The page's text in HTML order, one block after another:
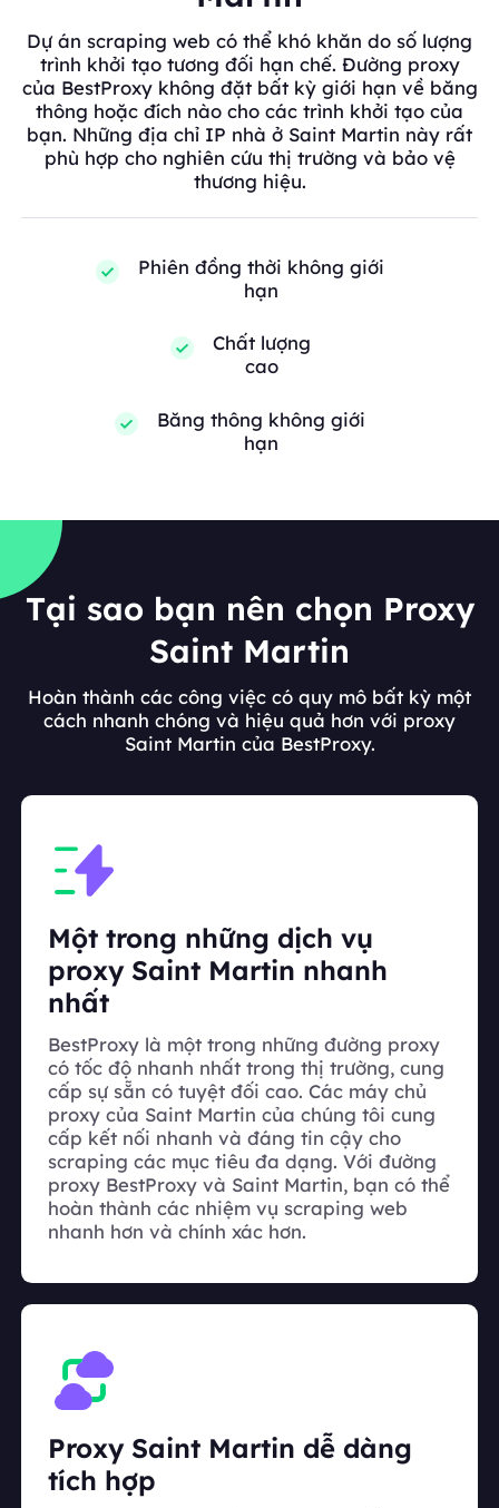
Dự án scraping web có thể khó khăn do số lượng
trình khởi tạo tương đối hạn chế. Đường proxy
của BestProxy không đặt bất kỳ giới hạn về băng
thông hoặc đích nào cho các trình khởi tạo của
bạn. Những địa chỉ IP nhà ở Saint Martin này rất
phù hợp cho nghiên cứu thị trường và bảo vệ
thương hiệu.
Phiên đồng thời không giới
hạn
Chất lượng
cao
Băng thông không giới
hạn
Tại sao bạn nên chọn Proxy
Saint Martin
Hoàn thành các công việc có quy mô bất kỳ một
cách nhanh chóng và hiệu quả hơn với proxy
Saint Martin của BestProxy.
Một trong những dịch vụ
proxy Saint Martin nhanh
nhất
BestProxy là một trong những đường proxy
có tốc độ nhanh nhất trong thị trường, cung
cấp sự sẵn có tuyệt đối cao. Các máy chủ
proxy của Saint Martin của chúng tôi cung
cấp kết nối nhanh và đáng tin cậy cho
scraping các mục tiêu đa dạng. Với đường
proxy BestProxy và Saint Martin, bạn có thể
hoàn thành các nhiệm vụ scraping web
nhanh hơn và chính xác hơn.
Proxy Saint Martin dễ dàng
tích hợp